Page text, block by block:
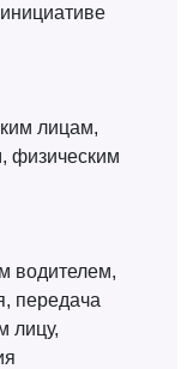
лицам,
физическим
водителем,
передача
лицу,